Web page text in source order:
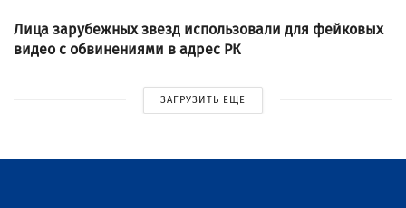
Лица зарубежных звезд использовали для фейковых
видео с обвинениями в адрес РК
ЗАГРУЗИТЬ ЕЩЕ